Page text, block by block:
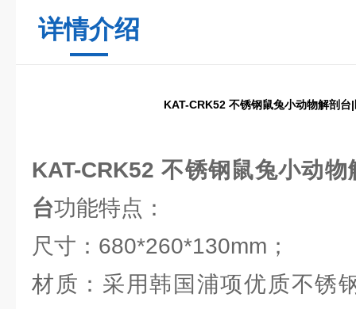
详情介绍
KAT-CRK52 不锈钢鼠兔小动物解剖台
KAT-CRK52 不锈钢鼠兔小动
台功能特点：
尺寸：680*260*130mm；
材质：采用韩国浦项优质不锈